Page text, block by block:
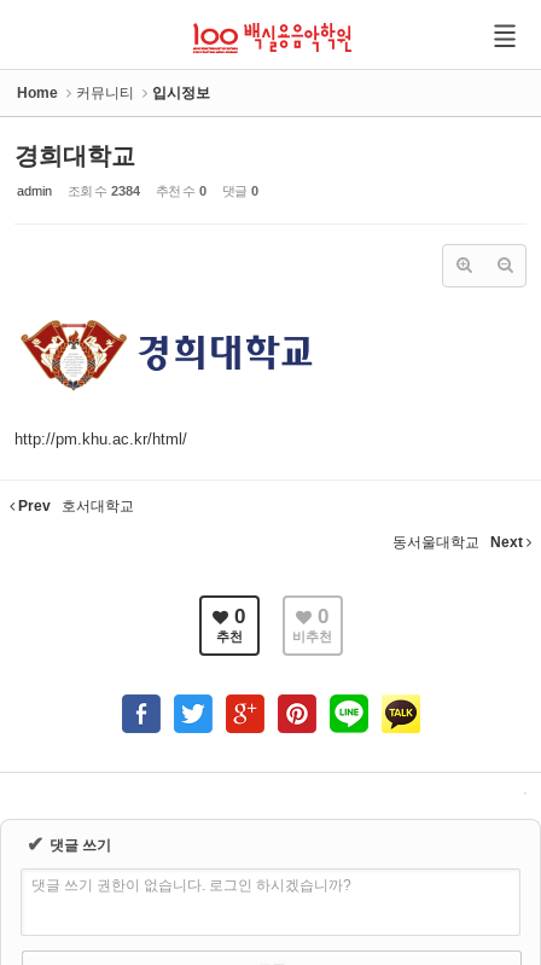
Home 커뮤니티 입시정보
경희대학교
admin 조회 수 2384 추천 수 0 댓글 0
http://pm.khu.ac.kr/html/
Prev 호서대학교
동서울대학교 Next
0
추천
0
비추천
✔ 댓글 쓰기
댓글 쓰기 권한이 없습니다. 로그인 하시겠습니까?